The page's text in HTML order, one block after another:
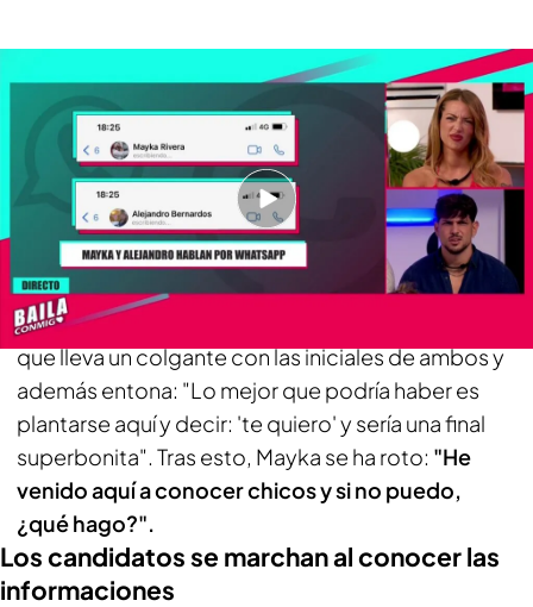
La pillada de 'Baila conmigo' a Mayka: así aprovechó un despiste del
programa para hablar con Alejandro
PUEDE INTERESARTE
La reacción de las candidatas ante la mentira de
Manuel: "Me has vacilado en la cita"
Mayka se rompe al ver las imágenes
Las conversaciones con Manuel, el que destapa
que lleva un colgante con las iniciales de ambos y
además entona: "Lo mejor que podría haber es
plantarse aquí y decir: 'te quiero' y sería una final
superbonita". Tras esto, Mayka se ha roto: "He
venido aquí a conocer chicos y si no puedo,
¿qué hago?".
Los candidatos se marchan al conocer las
informaciones